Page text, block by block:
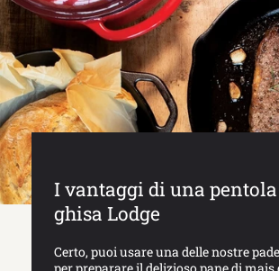
I vantaggi di una
ghisa Lodge
Certo, puoi usare una delle nostre